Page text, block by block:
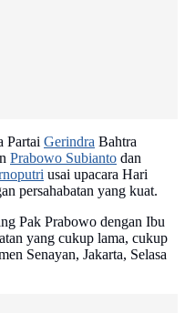
Partai Gerindra Bahtra
Prabowo Subianto dan
usai upacara Hari
persahabatan yang kuat.
Pak Prabowo dengan Ibu
yang cukup lama, cukup
Senayan, Jakarta, Selasa